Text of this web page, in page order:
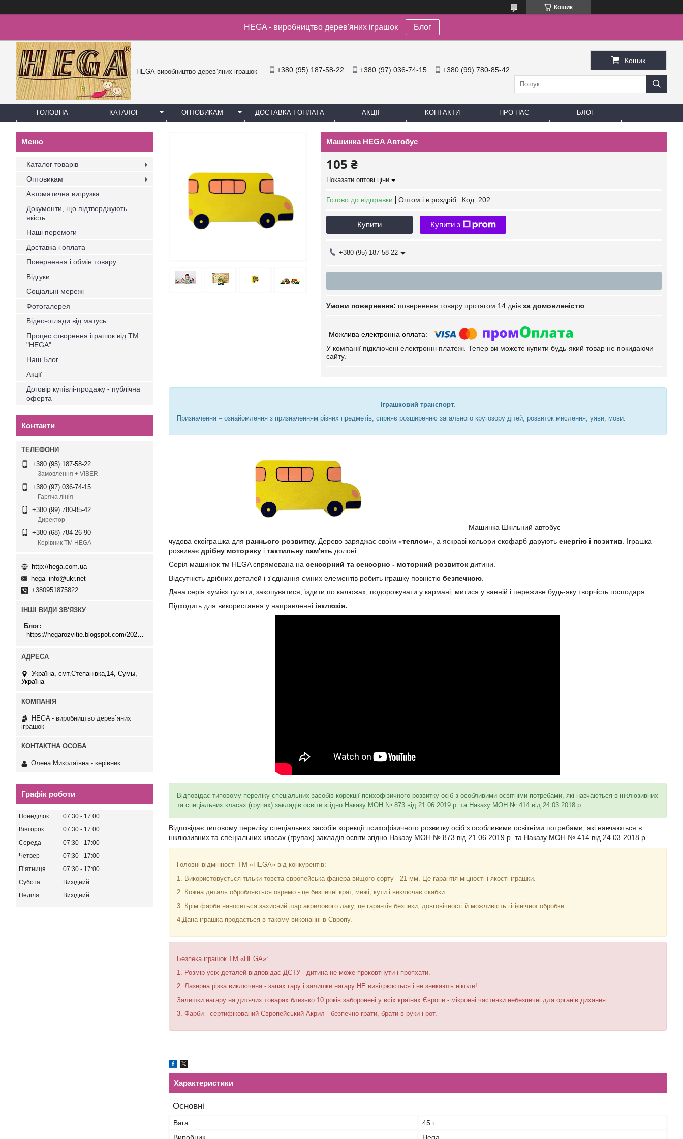
Кошик
HEGA - виробництво дерев'яних іграшок Блог
HEGA-виробництво дерев`яних іграшок +380 (95) 187-58-22 +380 (97) 036-74-15 +380 (99) 780-85-42
Кошик
ГОЛОВНА КАТАЛОГ ОПТОВИКАМ ДОСТАВКА І ОПЛАТА АКЦІЇ КОНТАКТИ ПРО НАС БЛОГ
Машинка HEGA Автобус
105 ₴
Показати оптові ціни
Готово до відправки Оптом і в роздріб Код: 202
Купити Купити з
+380 (95) 187-58-22
повернення товару протягом 14 днів за домовленістю
У компанії підключені електронні платежі. Тепер ви можете купити будь-який товар не покидаючи
сайту.
Іграшковий транспорт.
Призначення – ознайомлення з призначенням різних предметів, сприяє розширенню загального кругозору дітей, розвиток мислення, уяви, мови.
Машинка Шкільний автобус
чудова екоіграшка для раннього розвитку. Дерево заряджає своїм «теплом», а яскраві кольори екофарб дарують енергію і позитив . Іграшка
розвиває дрібну моторику і тактильну пам'ять долоні.
Серія машинок тм HEGA спрямована на сенсорний та сенсорно - моторний розвиток дитини.
Відсутність дрібних деталей і з'єднання ємних елементів робить іграшку повністю безпечною
Дана серія «уміє» гуляти, закопуватися, їздити по калюжах, подорожувати у кармані, митися у ванній і переживе будь-яку творчість господаря.
Підходить для використання у направленні інклюзія.
Відповідає типовому переліку спеціальних засобів корекції психофізичного розвитку осіб з особливими освітніми потребами, які навчаються в інклюзивних
та спеціальних класах (групах) закладів освіти згідно Наказу МОН № 873 від 21.06.2019 р. та Наказу МОН № 414 від 24.03.2018 р.
Відповідає типовому переліку спеціальних засобів корекції психофізичного розвитку осіб з особливими освітніми потребами, які навчаються в
інклюзивних та спеціальних класах (групах) закладів освіти згідно Наказу МОН № 873 від 21.06.2019 р. та Наказу МОН № 414 від 24.03.2018 р.
Головні відмінності ТМ «HEGA» від конкурентів:
1. Використовується тільки товста європейська фанера вищого сорту - 21 мм. Це гарантія міцності і якості іграшки.
2. Кожна деталь обробляється окремо - це безпечні краї, межі, кути і виключає скабки.
3. Крім фарби наноситься захисний шар акрилового лаку, це гарантія безпеки, довговічності й можливість гігієнічної обробки.
4.Дана іграшка продається в такому виконанні в Європу.
Безпека іграшок ТМ «HEGA»:
1. Розмір усіх деталей відповідає ДСТУ - дитина не може проковтнути і пропхати.
2. Лазерна різка виключена - запах гару і залишки нагару НЕ вивітрюються і не зникають ніколи!
Залишки нагару на дитячих товарах близько 10 років заборонені у всіх країнах Європи - мікронні частинки небезпечні для органів дихання.
3. Фарби - сертифікований Європейський Акрил - безпечно грати, брати в руки і рот.
Характеристики
Основні
Вага
45 г
Каталог товарів
Оптовикам
Автоматична вигрузка
Документи, що підтверджують
якість
Наші перемоги
Доставка і оплата
Повернення і обмін товару
Відгуки
Соціальні мережі
Фотогалерея
Відео-огляди від матусь
Процес створення іграшок від ТМ
"HEGA"
Наш Блог
Акції
Договір купівлі-продажу - публічна
оферта
Контакти
+380 (95) 187-58-22
Замовлення + VIBER
+380 (97) 036-74-15
Гаряча лінія
+380 (99) 780-85-42
Директор
+380 (68) 784-26-90
Керівник ТМ HEGA
http://hega.com.ua
hega_info@ukr.net
+380951875822
ІНШІ ВИДИ ЗВ'ЯЗКУ
Блог
Україна, смт.Степанівка,14, Cумы,
Україна
HEGA - виробництво дерев`яних
іграшок
Олена Миколаївна - керівник
Графік роботи
Понеділок 07:30
17:00
Вівторок
07:30
17:00
Середа
07:30
17:00
Четвер
07:30
17:00
Пʼятниця
07:30
17:00
Субота
Вихідний
Неділя
Вихідний